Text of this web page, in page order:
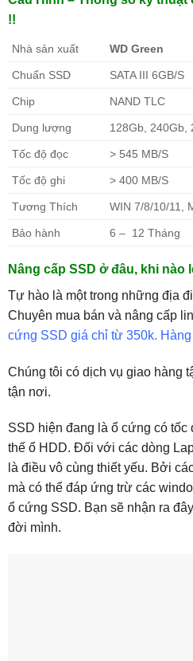
!!
Nhà sản xuất WD Green
Chuẩn SSD SATA III 6GB/S
Chip NAND TLC
Dung lượng 128Gb, 240Gb,
Tốc độ đọc > 545 MB/S
Tốc độ ghi > 400 MB/S
Tương Thích WIN 7/8/10/11,
Bảo hành 6 – 12 Tháng
Nâng cấp SSD ở đâu, khi nào
Tự hào là một trong những địa
Chuyên mua bán và nâng cấp
cứng SSD giá chỉ từ 350k.
Chúng tôi có dịch vụ giao hàng
tận nơi.
SSD hiện đang là ổ cứng có tốc
thế ổ HDD. Đối với các dòng
là điều vô cùng thiết yếu. Bởi
mà có thể đáp ứng trừ các
ổ cứng SSD. Bạn sẽ nhận ra
đời mình.